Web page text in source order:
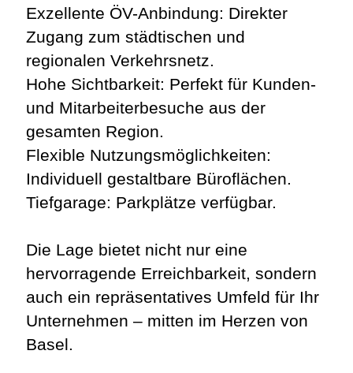
Exzellente ÖV-Anbindung: Direkter
Zugang zum städtischen und
regionalen Verkehrsnetz.
Hohe Sichtbarkeit: Perfekt für Kunden-
und Mitarbeiterbesuche aus der
gesamten Region.
Flexible Nutzungsmöglichkeiten:
Individuell gestaltbare Büroflächen.
Tiefgarage: Parkplätze verfügbar.
Die Lage bietet nicht nur eine
hervorragende Erreichbarkeit, sondern
auch ein repräsentatives Umfeld für Ihr
Unternehmen – mitten im Herzen von
Basel.